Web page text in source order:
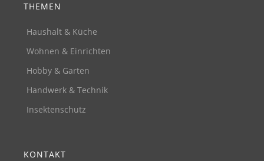
THEMEN
Haushalt & Küche
Wohnen & Einrichten
Hobby & Garten
Handwerk & Technik
Insektenschutz
KONTAKT